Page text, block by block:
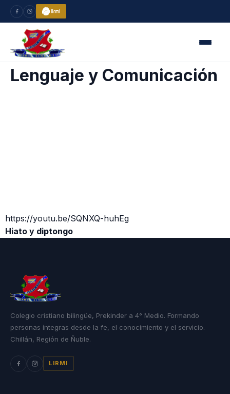
Lenguaje y Comunicación
https://youtu.be/SQNXQ-huhEg
Hiato y diptongo
Colegio cristiano bilingüe, Prekinder a 4° Medio. Formando
personas íntegras desde la fe, el conocimiento y el servicio.
Chillán, Región de Ñuble.
LIRMI